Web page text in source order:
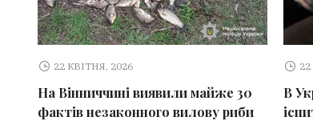
22 КВІТНЯ, 2026
На Вінниччині виявили майже 30
фактів незаконного вилову риби
В